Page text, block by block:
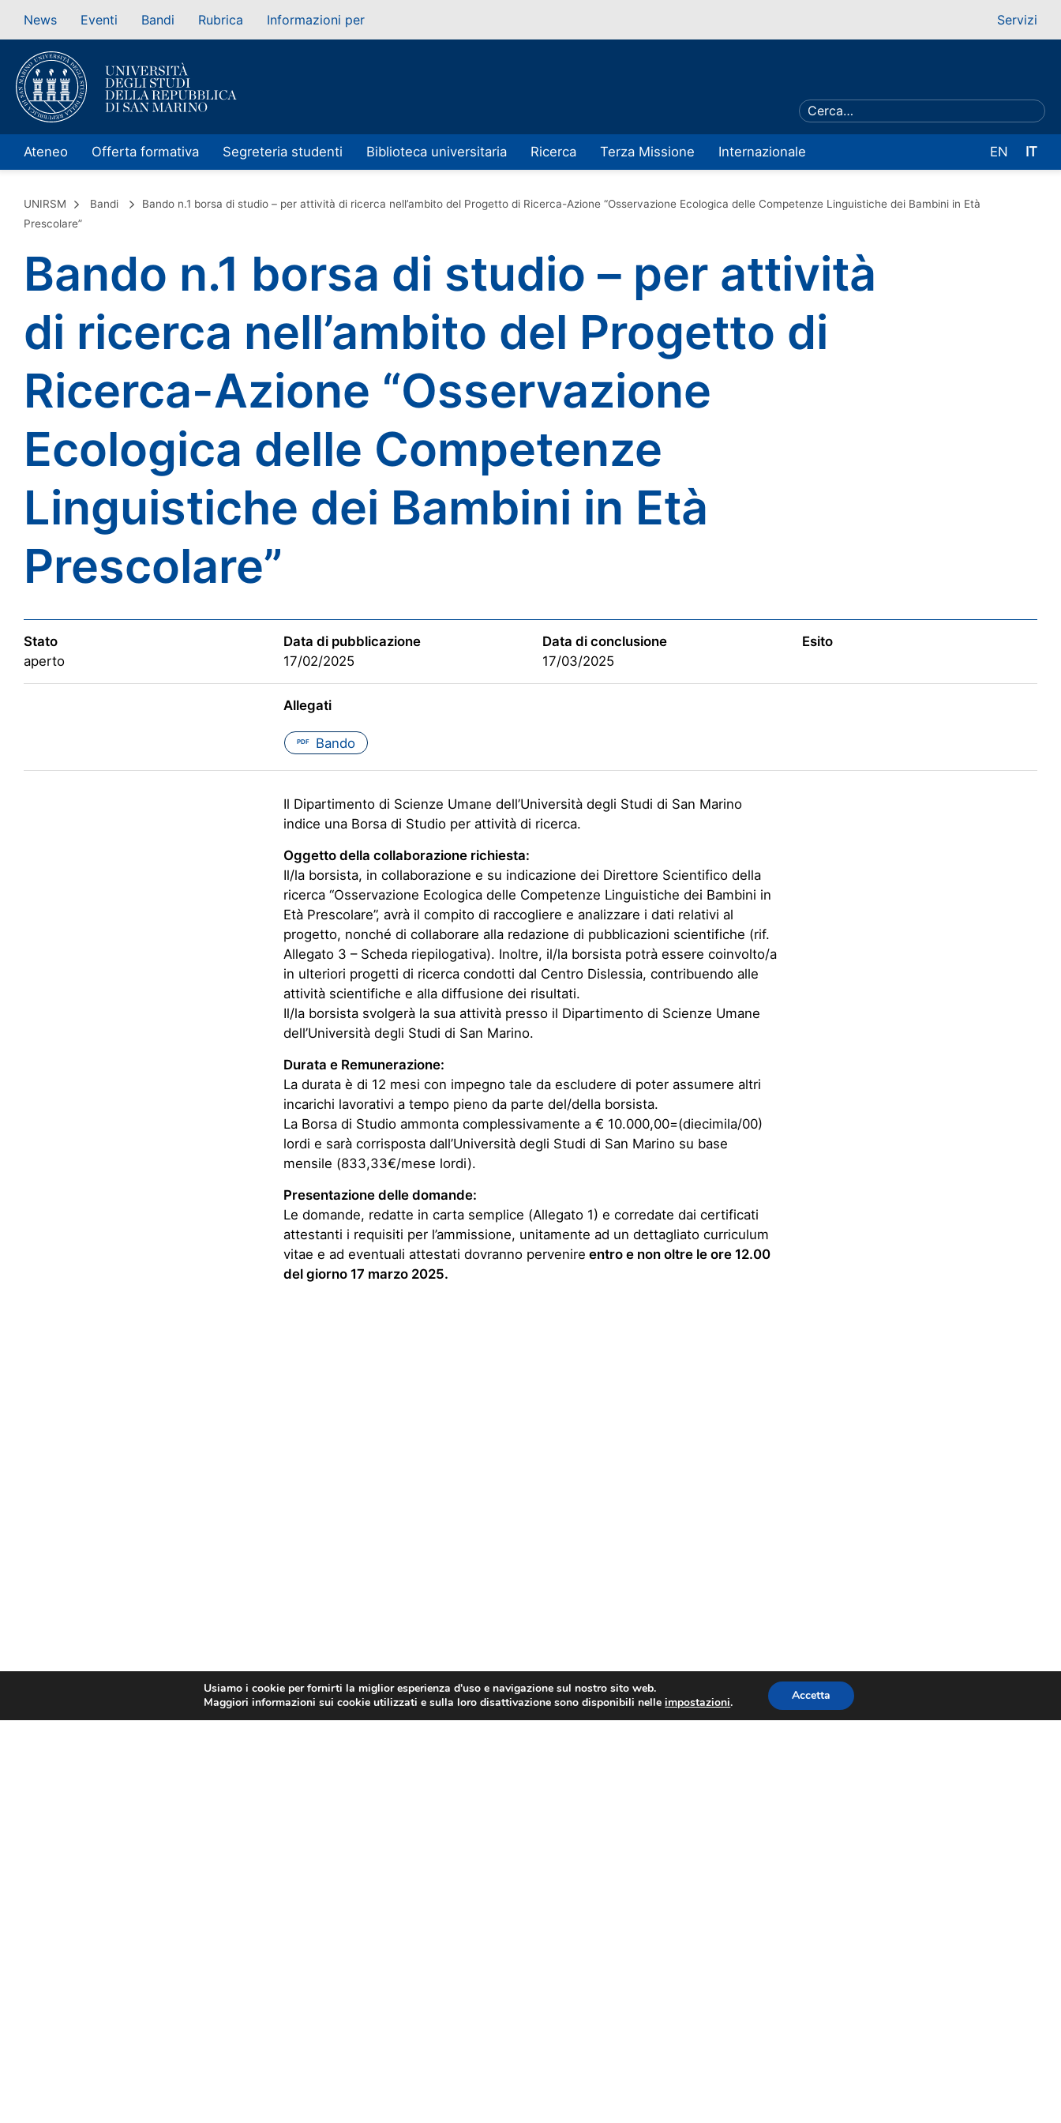
News Eventi Bandi Rubrica Informazioni per Servizi
Ateneo Offerta formativa Segreteria studenti Biblioteca universitaria Ricerca Terza Missione Internazionale EN IT
UNIRSM Bandi
Bando n.1 borsa di studio – per attività di ricerca nell’ambito del Progetto di Ricerca-Azione “Osservazione Ecologica delle Competenze Linguistiche dei Bambini in Età
Prescolare”
Bando n.1 borsa di studio – per attività
di ricerca nell’ambito del Progetto di
Ricerca-Azione “Osservazione
Ecologica delle Competenze
Linguistiche dei Bambini in Età
Prescolare”
Stato
aperto
Data di pubblicazione
17/02/2025
Data di conclusione
17/03/2025
Esito
Allegati
PDF Bando
Il Dipartimento di Scienze Umane dell’Università degli Studi di San Marino
indice una Borsa di Studio per attività di ricerca.
Oggetto della collaborazione richiesta:
Il/la borsista, in collaborazione e su indicazione dei Direttore Scientifico della
ricerca “Osservazione Ecologica delle Competenze Linguistiche dei Bambini in
Età Prescolare”, avrà il compito di raccogliere e analizzare i dati relativi al
progetto, nonché di collaborare alla redazione di pubblicazioni scientifiche (rif.
Allegato 3 – Scheda riepilogativa). Inoltre, il/la borsista potrà essere coinvolto/a
in ulteriori progetti di ricerca condotti dal Centro Dislessia, contribuendo alle
attività scientifiche e alla diffusione dei risultati.
Il/la borsista svolgerà la sua attività presso il Dipartimento di Scienze Umane
dell’Università degli Studi di San Marino.
Durata e Remunerazione:
La durata è di 12 mesi con impegno tale da escludere di poter assumere altri
incarichi lavorativi a tempo pieno da parte del/della borsista.
La Borsa di Studio ammonta complessivamente a € 10.000,00=(diecimila/00)
lordi e sarà corrisposta dall’Università degli Studi di San Marino su base
mensile (833,33€/mese lordi).
Presentazione delle domande:
Le domande, redatte in carta semplice (Allegato 1) e corredate dai certificati
attestanti i requisiti per l’ammissione, unitamente ad un dettagliato curriculum
vitae e ad eventuali attestati dovranno pervenire entro e non oltre le ore 12.00
del giorno 17 marzo 2025.
Usiamo i cookie per fornirti la miglior esperienza d'uso e navigazione sul nostro sito web.
Maggiori informazioni sui cookie utilizzati e sulla loro disattivazione sono disponibili nelleimpostazioni. Accetta